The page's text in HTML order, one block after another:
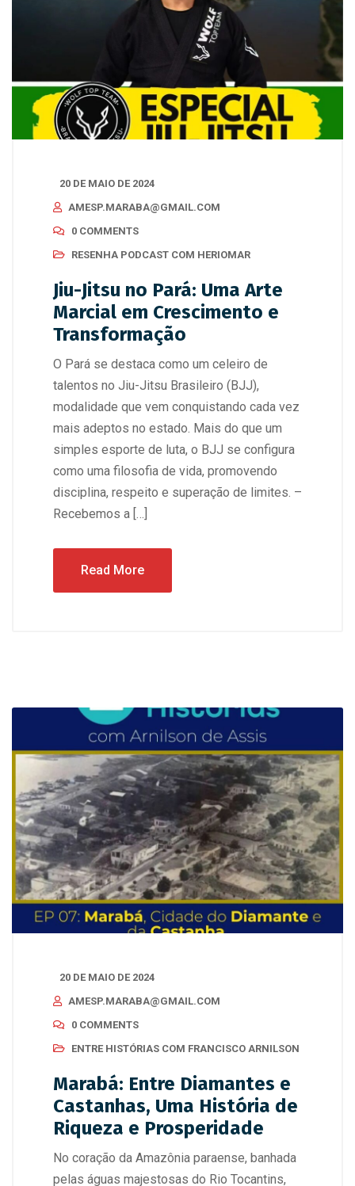
20 DE MAIO DE 2024
AMESP.MARABA@GMAIL.COM
0 COMMENTS
RESENHA PODCAST COM HERIOMAR
Jiu-Jitsu no Pará: Uma Arte
Marcial em Crescimento e
Transformação
O Pará se destaca como um celeiro de
talentos no Jiu-Jitsu Brasileiro (BJJ),
modalidade que vem conquistando cada vez
mais adeptos no estado. Mais do que um
simples esporte de luta, o BJJ se configura
como uma filosofia de vida, promovendo
disciplina, respeito e superação de limites. –
Recebemos a […]
Read More
20 DE MAIO DE 2024
AMESP.MARABA@GMAIL.COM
0 COMMENTS
ENTRE HISTÓRIAS COM FRANCISCO ARNILSON
Marabá: Entre Diamantes e
Castanhas, Uma História de
Riqueza e Prosperidade
No coração da Amazônia paraense, banhada
pelas águas majestosas do Rio Tocantins,